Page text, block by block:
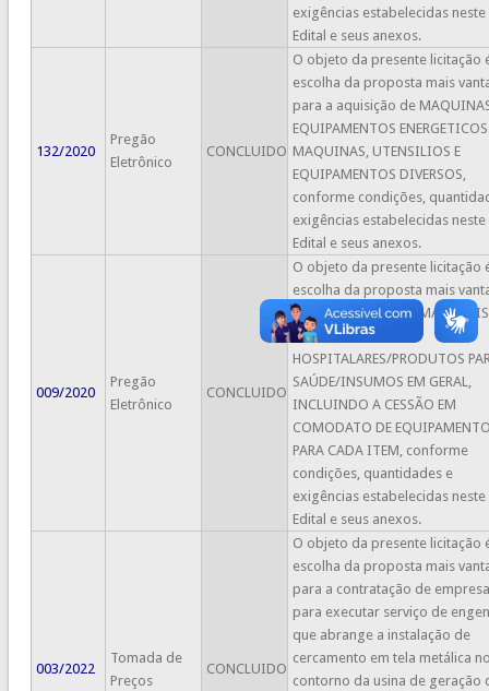
exigências estabelecidas neste
Edital e seus anexos.
132/2020
Pregão
Eletrônico
CONCLUIDO
O objeto da presente licitação
escolha da proposta mais
para a aquisição de
EQUIPAMENTOS
MAQUINAS, UTENSILIOS E
EQUIPAMENTOS DIVERSOS,
conforme condições,
exigências estabelecidas neste
Edital e seus anexos.
009/2020
Pregão
Eletrônico
CONCLUIDO
O objeto da presente licitação
escolha da proposta mais
para a aquisição de MATERIAIS
MÉDICO-
HOSPITALARES/PRODUTOS
SAÚDE/INSUMOS EM GERAL,
INCLUINDO A CESSÃO EM
COMODATO DE
PARA CADA ITEM, conforme
condições, quantidades e
exigências estabelecidas neste
Edital e seus anexos.
003/2022
Tomada de
Preços
CONCLUIDO
O objeto da presente licitação
escolha da proposta mais
para a contratação de empresa
para executar serviço de
que abrange a instalação de
cercamento em tela metálica
contorno da usina de geração